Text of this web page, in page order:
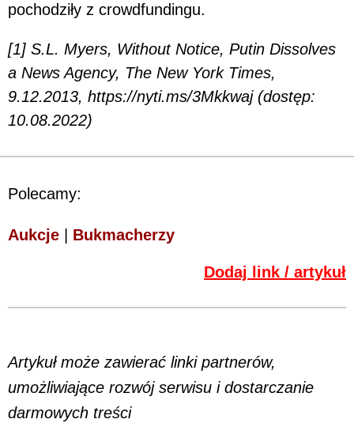
pochodziły z crowdfundingu.
[1] S.L. Myers, Without Notice, Putin Dissolves
a News Agency, The New York Times,
9.12.2013, https://nyti.ms/3Mkkwaj (dostęp:
10.08.2022)
Polecamy:
Aukcje Bukmacherzy
Dodaj link / artykuł
Artykuł może zawierać linki partnerów,
umożliwiające rozwój serwisu i dostarczanie
darmowych treści